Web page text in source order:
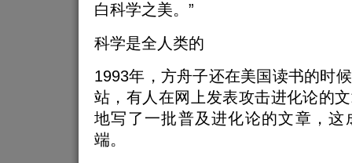
白科学之美。”
科学是全人类的
1993年，方舟子还在美国读书的时
站，有人在网上发表攻击进化论的
地写了一批普及进化论的文章，这
端。